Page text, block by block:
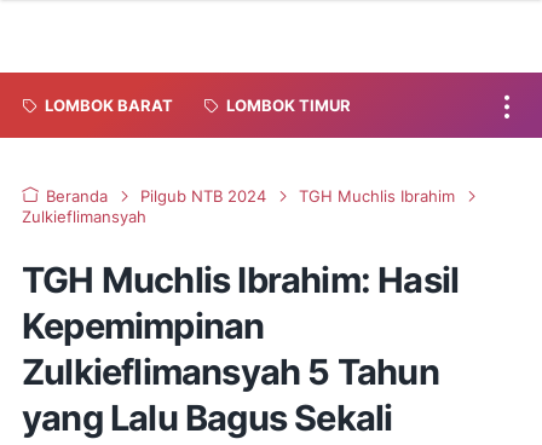
LOMBOK BARAT LOMBOK TIMUR
Beranda Pilgub NTB 2024
TGH Muchlis Ibrahim
Zulkieflimansyah
TGH Muchlis Ibrahim: Hasil
Kepemimpinan
Zulkieflimansyah 5 Tahun
yang Lalu Bagus Sekali